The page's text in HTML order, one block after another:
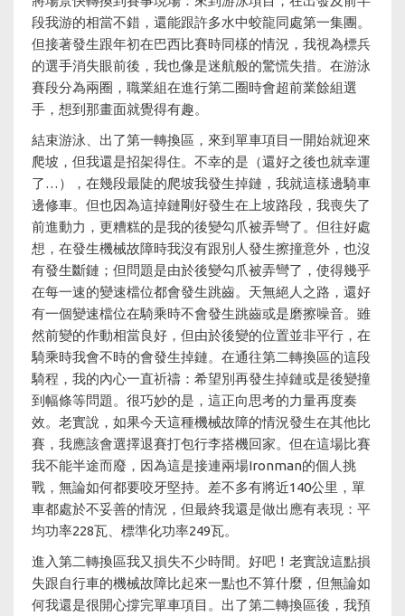
段我游的相當不錯，還能跟許多水中蛟龍同處第一集團。
但接著發生跟年初在巴西比賽時同樣的情況，我視為標兵
的選手消失眼前後，我也像是迷航般的驚慌失措。在游泳
賽段分為兩圈，職業組在進行第二圈時會超前業餘組選
手，想到那畫面就覺得有趣。
結束游泳、出了第一轉換區，來到單車項目一開始就迎來
爬坡，但我還是招架得住。不幸的是（還好之後也就幸運
了…），在幾段最陡的爬坡我發生掉鏈，我就這樣邊騎車
邊修車。但也因為這掉鏈剛好發生在上坡路段，我喪失了
前進動力，更糟糕的是我的後變勾爪被弄彎了。但往好處
想，在發生機械故障時我沒有跟別人發生擦撞意外，也沒
有發生斷鏈；但問題是由於後變勾爪被弄彎了，使得幾乎
在每一速的變速檔位都會發生跳齒。天無絕人之路，還好
有一個變速檔位在騎乘時不會發生跳齒或是磨擦噪音。雖
然前變的作動相當良好，但由於後變的位置並非平行，在
騎乘時我會不時的會發生掉鏈。在通往第二轉換區的這段
騎程，我的內心一直祈禱：希望別再發生掉鏈或是後變撞
到幅條等問題。很巧妙的是，這正向思考的力量再度奏
效。老實說，如果今天這種機械故障的情況發生在其他比
賽，我應該會選擇退賽打包行李搭機回家。但在這場比賽
我不能半途而廢，因為這是接連兩場Ironman的個人挑
戰，無論如何都要咬牙堅持。差不多有將近140公里，單
車都處於不妥善的情況，但最終我還是做出應有表現：平
均功率228瓦、標準化功率249瓦。
進入第二轉換區我又損失不少時間。好吧！老實說這點損
失跟自行車的機械故障比起來一點也不算什麼，但無論如
何我還是很開心撐完單車項目。出了第二轉換區後，我預